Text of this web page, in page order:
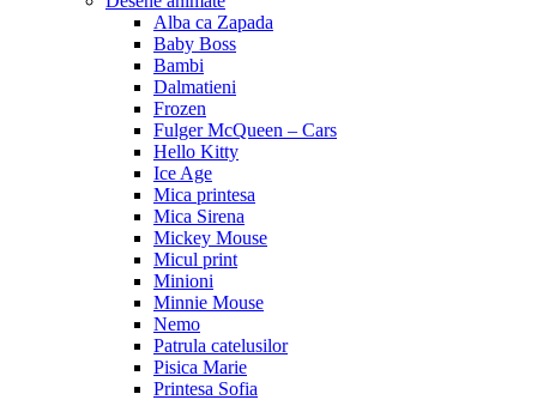
Alba ca Zapada
Baby Boss
Bambi
Dalmatieni
Frozen
Fulger McQueen – Cars
Hello Kitty
Ice Age
Mica printesa
Mica Sirena
Mickey Mouse
Micul print
Minioni
Minnie Mouse
Nemo
Patrula catelusilor
Pisica Marie
Printesa Sofia